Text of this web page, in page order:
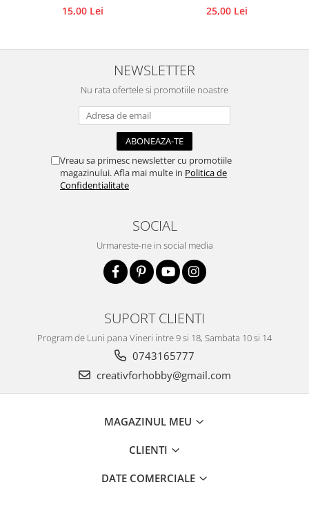
15,00 Lei
25,00 Lei
NEWSLETTER
Nu rata ofertele si promotiile noastre
Vreau sa primesc newsletter cu promotiile
magazinului. Afla mai multe in Politica de
Confidentialitate
SOCIAL
Urmareste-ne in social media
SUPORT CLIENTI
Program de Luni pana Vineri intre 9 si 18, Sambata 10 si 14
0743165777
creativforhobby@gmail.com
MAGAZINUL MEU
CLIENTI
DATE COMERCIALE